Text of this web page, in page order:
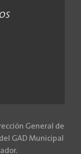
General de
GAD Municipal